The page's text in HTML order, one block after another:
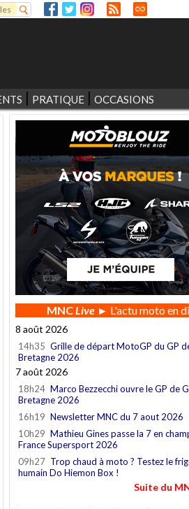
PRATIQUE OCCASIONS
MNCLive► L'actu moto en
8 août 2026
14h35 Grille de départ MotoGP du GP
Bretagne 2026
7 août 2026
18h24 Marco Bezzecchi ouvre le GP de
Bretagne 2026
16h19 Newsletter MNC du 7 aout 2026
10h29 Mathieu Gines passe la 7 en
France Supersport 2026
09h27 Trop chaud à moto ? Testez le
humain Do Hiemon Box !
Suite du